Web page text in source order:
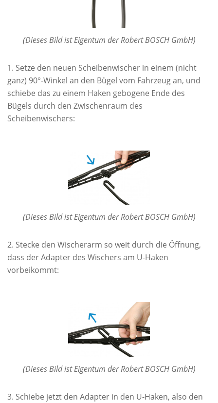
(Dieses Bild ist Eigentum der Robert BOSCH GmbH)
Setze den neuen Scheibenwischer in einem (nicht
ganz) 90°-Winkel an den Bügel vom Fahrzeug an, und
schiebe das zu einem Haken gebogene Ende des
Bügels durch den Zwischenraum des
Scheibenwischers:
(Dieses Bild ist Eigentum der Robert BOSCH GmbH)
Stecke den Wischerarm so weit durch die Öffnung,
dass der Adapter des Wischers am U-Haken
vorbeikommt:
(Dieses Bild ist Eigentum der Robert BOSCH GmbH)
Schiebe jetzt den Adapter in den U-Haken, also den